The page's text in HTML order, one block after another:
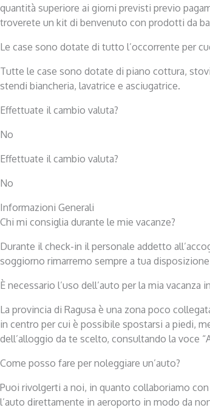
quantità superiore ai giorni previsti previo
troverete un kit di benvenuto con prodotti da
Le case sono dotate di tutto l’occorrente per
Tutte le case sono dotate di piano cottura,
stendi biancheria, lavatrice e asciugatrice.
Effettuate il cambio valuta?
No
Effettuate il cambio valuta?
No
Informazioni Generali
Chi mi consiglia durante le mie vacanze?
Durante il check-in il personale addetto
soggiorno rimarremo sempre a tua
È necessario l’uso dell’auto per la mia vacanza
La provincia di Ragusa è una zona poco
in centro per cui è possibile spostarsi a piedi,
dell’alloggio da te scelto, consultando la voce
Come posso fare per noleggiare un’auto?
Puoi rivolgerti a noi, in quanto collaboriamo
l’auto direttamente in aeroporto in modo da